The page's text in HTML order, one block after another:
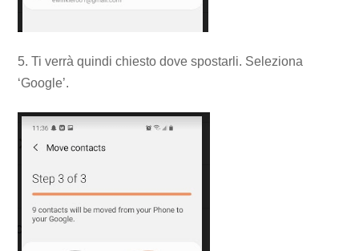
5. Ti verrà quindi chiesto dove spostarli. Seleziona
‘Google’.